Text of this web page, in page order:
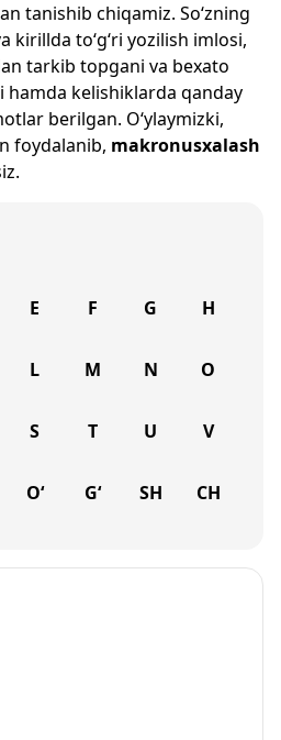
tanishib chiqamiz. So‘zning
kirillda to‘g‘ri yozilish imlosi,
tarkib topgani va bexato
hamda kelishiklarda qanday
berilgan. O‘ylaymizki,
foydalanib, makronusxalash
E F G H
L M N O
S T U V
O‘ G‘ SH CH